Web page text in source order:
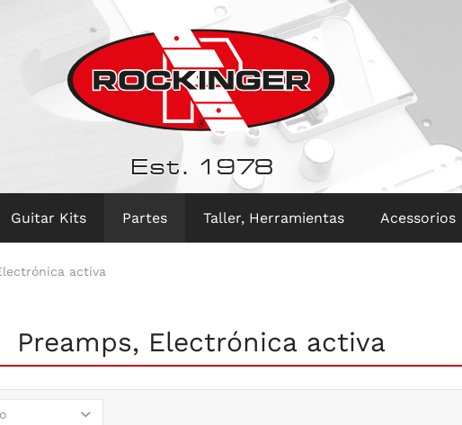
Est. 1978
Guitar Kits Partes Taller, Herramientas Acessorios
activa
Preamps, Electrónica activa